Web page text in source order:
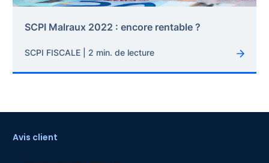
SCPI Malraux 2022 : encore rentable ?
SCPI FISCALE | 2 min. de lecture
Avis client